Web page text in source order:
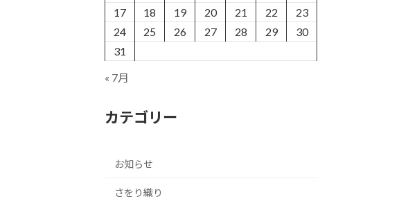
17
18 19 20 21 22
23
24
25 26 27 28 29
30
31
« 7月
カテゴリー
お知らせ
さをり織り